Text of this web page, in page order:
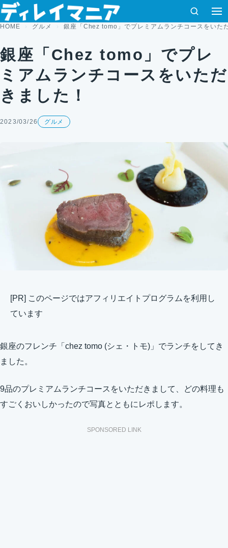
コンテンツへスキップ
検索 メ
HOME グルメ 銀座「Chez tomo」でプレミアムランチコースをいた
銀座「Chez tomo」でプレ
ミアムランチコースをいただ
きました！
2023/03/26 グルメ
[PR] このページではアフィリエイトプログラムを利用し
ています
銀座のフレンチ「chez tomo (シェ・トモ)」でランチをしてき
ました。
9品のプレミアムランチコースをいただきまして、どの料理も
すごくおいしかったので写真とともにレポします。
SPONSORED LINK